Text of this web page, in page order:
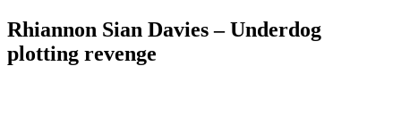
Rhiannon Sian Davies – Underdog
plotting revenge